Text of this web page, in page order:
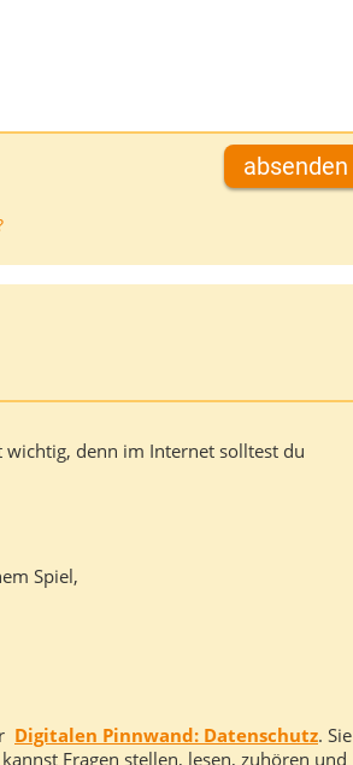
absenden
denn im Internet solltest du
Spiel,
Digitalen Pinnwand: Datenschutz. Sie
Fragen stellen, lesen, zuhören und